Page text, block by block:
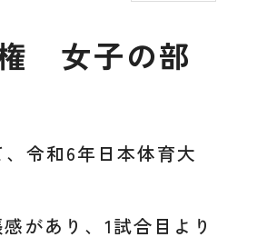
女子の部
令和6年日本体育大
があり、1試合目より